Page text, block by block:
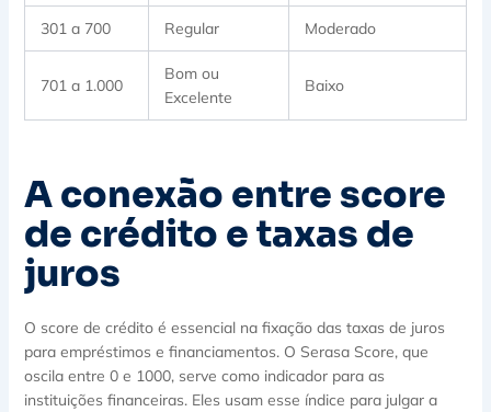
301 a 700 Regular Moderado
701 a 1.000
Bom ou
Excelente
Baixo
A conexão entre score
de crédito e taxas de
juros
O score de crédito é essencial na fixação das taxas de juros
para empréstimos e financiamentos. O Serasa Score, que
oscila entre 0 e 1000, serve como indicador para as
instituições financeiras. Eles usam esse índice para julgar a